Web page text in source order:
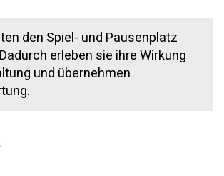
den Spiel- und Pausenplatz
erleben sie ihre Wirkung
und übernehmen